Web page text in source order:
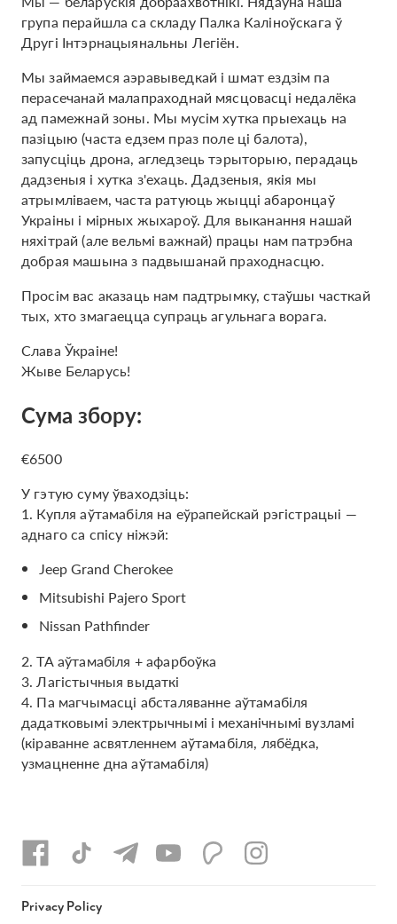
група перайшла са складу Палка Каліноўскага ў
Другі Інтэрнацыянальны Легіён.
Мы займаемся аэравыведкай і шмат ездзім па
перасечанай малапраходнай мясцовасці недалёка
ад памежнай зоны. Мы мусім хутка прыехаць на
пазіцыю (часта едзем праз поле ці балота),
запусціць дрона, агледзець тэрыторыю, перадаць
дадзеныя і хутка з'ехаць. Дадзеныя, якія мы
атрымліваем, часта ратуюць жыцці абаронцаў
Украіны і мірных жыхароў. Для выканання нашай
няхітрай (але вельмі важнай) працы нам патрэбна
добрая машына з падвышанай праходнасцю.
Просім вас аказаць нам падтрымку, стаўшы часткай
тых, хто змагаецца супраць агульнага ворага.
Слава Ўкраіне!
Жыве Беларусь!
Сума збору:
€6500
У гэтую суму ўваходзіць:
1. Купля аўтамабіля на еўрапейскай рэгістрацыі —
аднаго са спісу ніжэй:
Jeep Grand Cherokee
Mitsubishi Pajero Sport
Nissan Pathfinder
2. ТА аўтамабіля + афарбоўка
3. Лагістычныя выдаткі
4. Па магчымасці абсталяванне аўтамабіля
дадатковымі электрычнымі і механічнымі вузламі
(кіраванне асвятленнем аўтамабіля, лябёдка,
узмацненне дна аўтамабіля)
Privacy Policy